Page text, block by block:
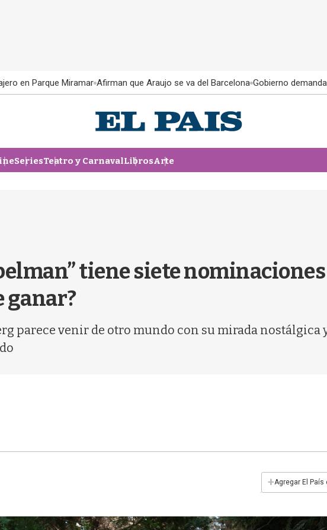
en Parque Miramar Afirman que Araujo se va del Barcelona Gobierno
SeriesTeatro y CarnavalLibrosArte
tiene siete
ganar?
parece venir de otro mundo con su mirada
+Agregar El País